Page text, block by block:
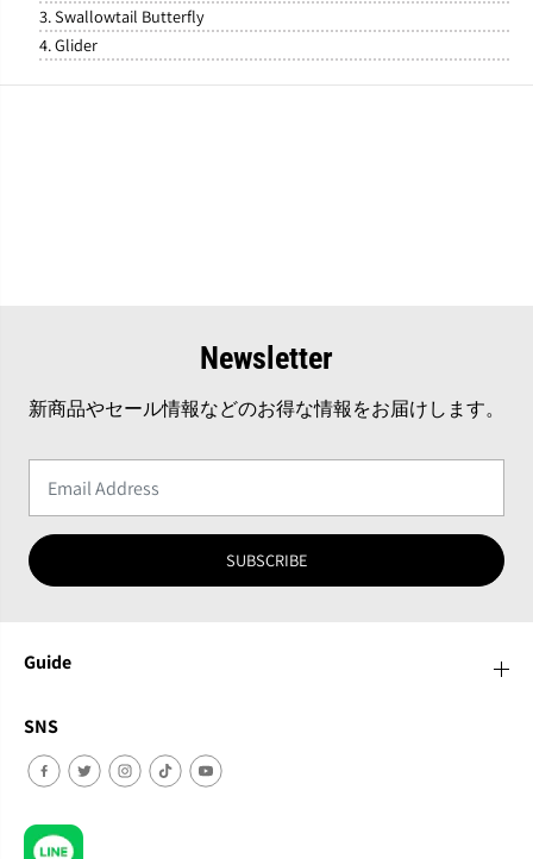
3. Swallowtail Butterfly
4. Glider
Newsletter
新商品やセール情報などのお得な情報をお届けします。
SUBSCRIBE
Guide
SNS